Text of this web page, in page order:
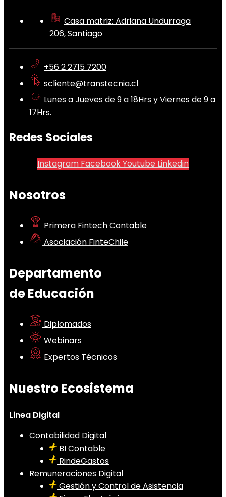
Casa matriz: Adriana Undurraga
206, Santiago
+56 2 2715 7200
scliente@transtecnia.cl
Lunes a Jueves de 9 a 18Hrs y Viernes de 9 a
17Hrs.
Redes Sociales
Instagram FacebookYoutube Linkedin
Nosotros
Primera Fintech Contable
Asociación FinteChile
Departamento
de Educación
Diplomados
Webinars
Expertos Técnicos
Nuestro Ecosistema
Linea Digital
Contabilidad Digital
BI Contable
RindeGastos
Remuneraciones Digital
Gestión y Control de Asistencia